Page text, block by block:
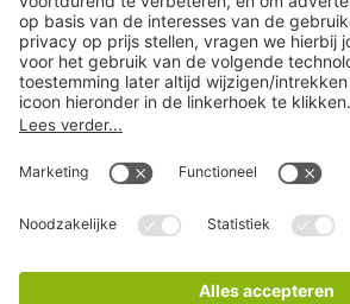
Copyright
Privacy statement
Juridische informatie
Disclaimer